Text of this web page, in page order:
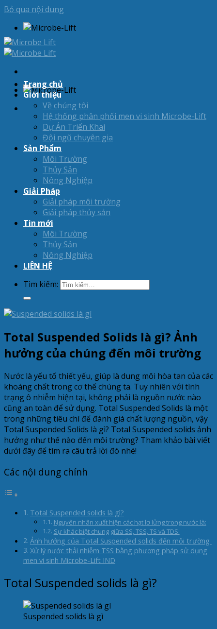
Bỏ qua nội dung
Trang chủ
Giới thiệu
Về chúng tôi
Hệ thống phân phối men vi sinh Microbe-Lift
Dự Án Triển Khai
Đội ngũ chuyên gia
Sản Phẩm
Môi Trường
Thủy Sản
Nông Nghiệp
Giải Pháp
Giải pháp môi trường
Giải pháp thủy sản
Tin mới
Môi Trường
Thủy Sản
Nông Nghiệp
LIÊN HỆ
Tìm kiếm:
Total Suspended Solids là gì? Ảnh
hưởng của chúng đến môi trường
Nước là yếu tố thiết yếu, giúp là dung môi hòa tan của các
khoáng chất trong cơ thể chúng ta. Tuy nhiên với tình
trạng ô nhiễm hiện tại, không phải là nguồn nước nào
cũng an toàn để sử dụng. Total Suspended Solids là một
trong những tiêu chí để đánh giá chất lượng nguồn, vậy
Total Suspended Solids là gì? Total Suspended solids ảnh
hưởng như thế nào đến môi trường? Tham khảo bài viết
dưới đây để tìm ra câu trả lời đó nhé!
Các nội dung chính
Total Suspended solids là gì?
Nguyên nhân xuất hiện các hạt lơ lửng trong nước là:
Sự khác biệt chung giữa SS, TSS, TS và TDS:
Ảnh hưởng của Total Suspended solids đến môi trường
Xử lý nước thải nhiễm TSS bằng phương pháp sử dụng
men vi sinh Microbe-Lift IND
Total Suspended solids là gì?
Suspended solids là gì